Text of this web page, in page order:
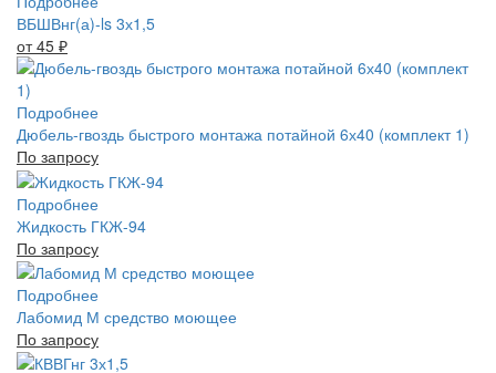
ВБШВнг(а)-ls 3х1,5
от 45 ₽
Подробнее
Дюбель-гвоздь быстрого монтажа потайной 6х40 (комплект 1)
По запросу
Подробнее
Жидкость ГКЖ-94
По запросу
Подробнее
Лабомид М средство моющее
По запросу